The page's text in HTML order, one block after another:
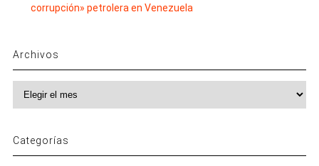
corrupción» petrolera en Venezuela
Archivos
Archivos
Categorías